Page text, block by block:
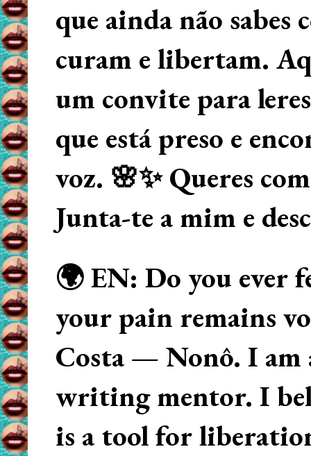
que ainda não
curam e libertam.
um convite para
que está preso e
voz. 🌸✨ Queres
Junta-te a mim e
🌍 EN: Do you ever
your pain remains
Costa — Nonô. I am
writing mentor. I
is a tool for